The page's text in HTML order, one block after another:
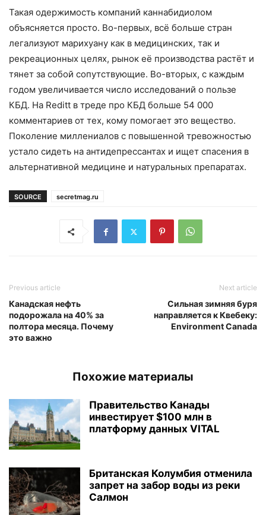
Такая одержимость компаний каннабидиолом
объясняется просто. Во-первых, всё больше стран
легализуют марихуану как в медицинских, так и
рекреационных целях, рынок её производства растёт и
тянет за собой сопутствующие. Во-вторых, с каждым
годом увеличивается число исследований о пользе
КБД. На Reditt в треде про КБД больше 54 000
комментариев от тех, кому помогает это вещество.
Поколение миллениалов с повышенной тревожностью
устало сидеть на антидепрессантах и ищет спасения в
альтернативной медицине и натуральных препаратах.
SOURCE secretmag.ru
Previous article
Канадская нефть
подорожала на 40% за
полтора месяца. Почему
это важно
Next article
Сильная зимняя буря
направляется к Квебеку:
Environment Canada
Похожие материалы
Правительство Канады
инвестирует $100 млн в
платформу данных VITAL
Британская Колумбия отменила
запрет на забор воды из реки
Салмон